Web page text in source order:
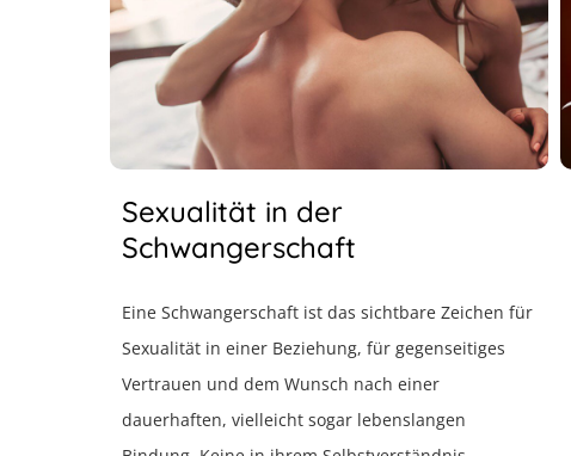
Sexualität in der
Schwangerschaft
Eine Schwangerschaft ist das sichtbare Zeichen für
Sexualität in einer Beziehung, für gegenseitiges
Vertrauen und dem Wunsch nach einer
dauerhaften, vielleicht sogar lebenslangen